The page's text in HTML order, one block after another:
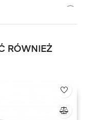
RÓWNIEŻ